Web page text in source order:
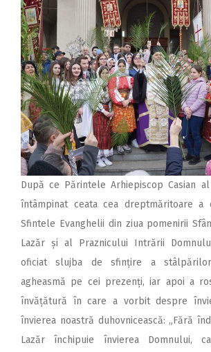
După ce Părintele Arhiepis­cop Casian
întâmpinat ceata cea dreptmăritoare a
Sfintele Evanghelii din ziua pomenirii
Lazăr și al Praznicului Intrării
oficiat slujba de sfințire a
agheasmă pe cei prezenți, iar apoi a
învățătură în care a vorbit despre
învierea noastră duhovnicească: „Fără
Lazăr închipuie învierea Domnului,